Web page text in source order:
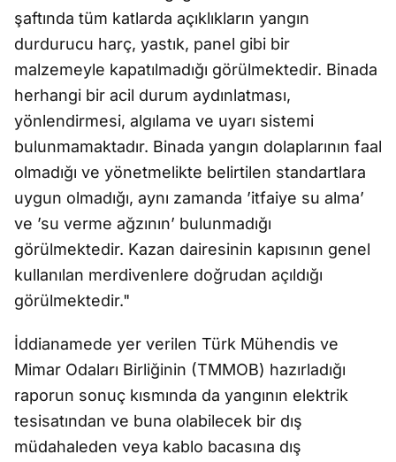
şaftında tüm katlarda açıklıkların yangın
durdurucu harç, yastık, panel gibi bir
malzemeyle kapatılmadığı görülmektedir. Binada
herhangi bir acil durum aydınlatması,
yönlendirmesi, algılama ve uyarı sistemi
bulunmamaktadır. Binada yangın dolaplarının faal
olmadığı ve yönetmelikte belirtilen standartlara
uygun olmadığı, aynı zamanda ’itfaiye su alma’
ve ’su verme ağzının’ bulunmadığı
görülmektedir. Kazan dairesinin kapısının genel
kullanılan merdivenlere doğrudan açıldığı
görülmektedir."
İddianamede yer verilen Türk Mühendis ve
Mimar Odaları Birliğinin (TMMOB) hazırladığı
raporun sonuç kısmında da yangının elektrik
tesisatından ve buna olabilecek bir dış
müdahaleden veya kablo bacasına dış